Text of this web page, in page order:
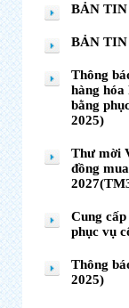
BẢN TIN
BẢN TIN
Thông
hàng hóa
bằng
2025)
Thư mời
đồng
Cung
phục vụ
Thông
2025)